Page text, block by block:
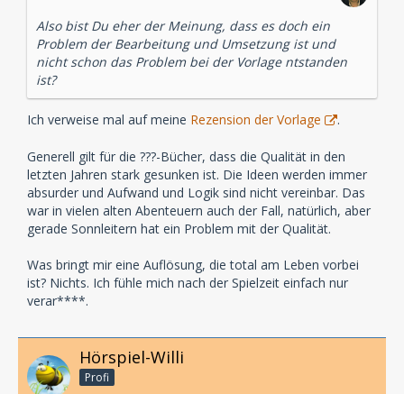
Also bist Du eher der Meinung, dass es doch ein
Problem der Bearbeitung und Umsetzung ist und
nicht schon das Problem bei der Vorlage ntstanden
ist?
Ich verweise mal auf meine Rezension der Vorlage .
Generell gilt für die ???-Bücher, dass die Qualität in den
letzten Jahren stark gesunken ist. Die Ideen werden immer
absurder und Aufwand und Logik sind nicht vereinbar. Das
war in vielen alten Abenteuern auch der Fall, natürlich, aber
gerade Sonnleitern hat ein Problem mit der Qualität.
Was bringt mir eine Auflösung, die total am Leben vorbei
ist? Nichts. Ich fühle mich nach der Spielzeit einfach nur
verar****.
Hörspiel-Willi
Profi